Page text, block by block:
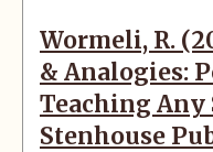
Wormeli, R.
& Analogies:
Teaching Any
Stenhouse